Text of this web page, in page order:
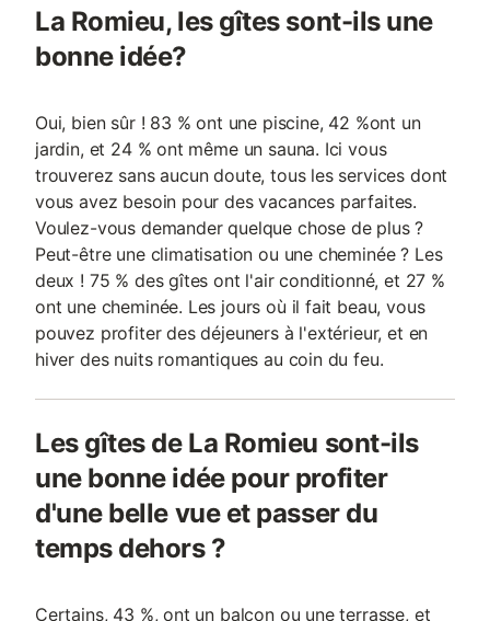
La Romieu, les gîtes sont-ils une
bonne idée?
Oui, bien sûr ! 83 % ont une piscine, 42 %ont un
jardin, et 24 % ont même un sauna. Ici vous
trouverez sans aucun doute, tous les services dont
vous avez besoin pour des vacances parfaites.
Voulez-vous demander quelque chose de plus ?
Peut-être une climatisation ou une cheminée ? Les
deux ! 75 % des gîtes ont l'air conditionné, et 27 %
ont une cheminée. Les jours où il fait beau, vous
pouvez profiter des déjeuners à l'extérieur, et en
hiver des nuits romantiques au coin du feu.
Les gîtes de La Romieu sont-ils
une bonne idée pour profiter
d'une belle vue et passer du
temps dehors ?
Certains, 43 %, ont un balcon ou une terrasse, et